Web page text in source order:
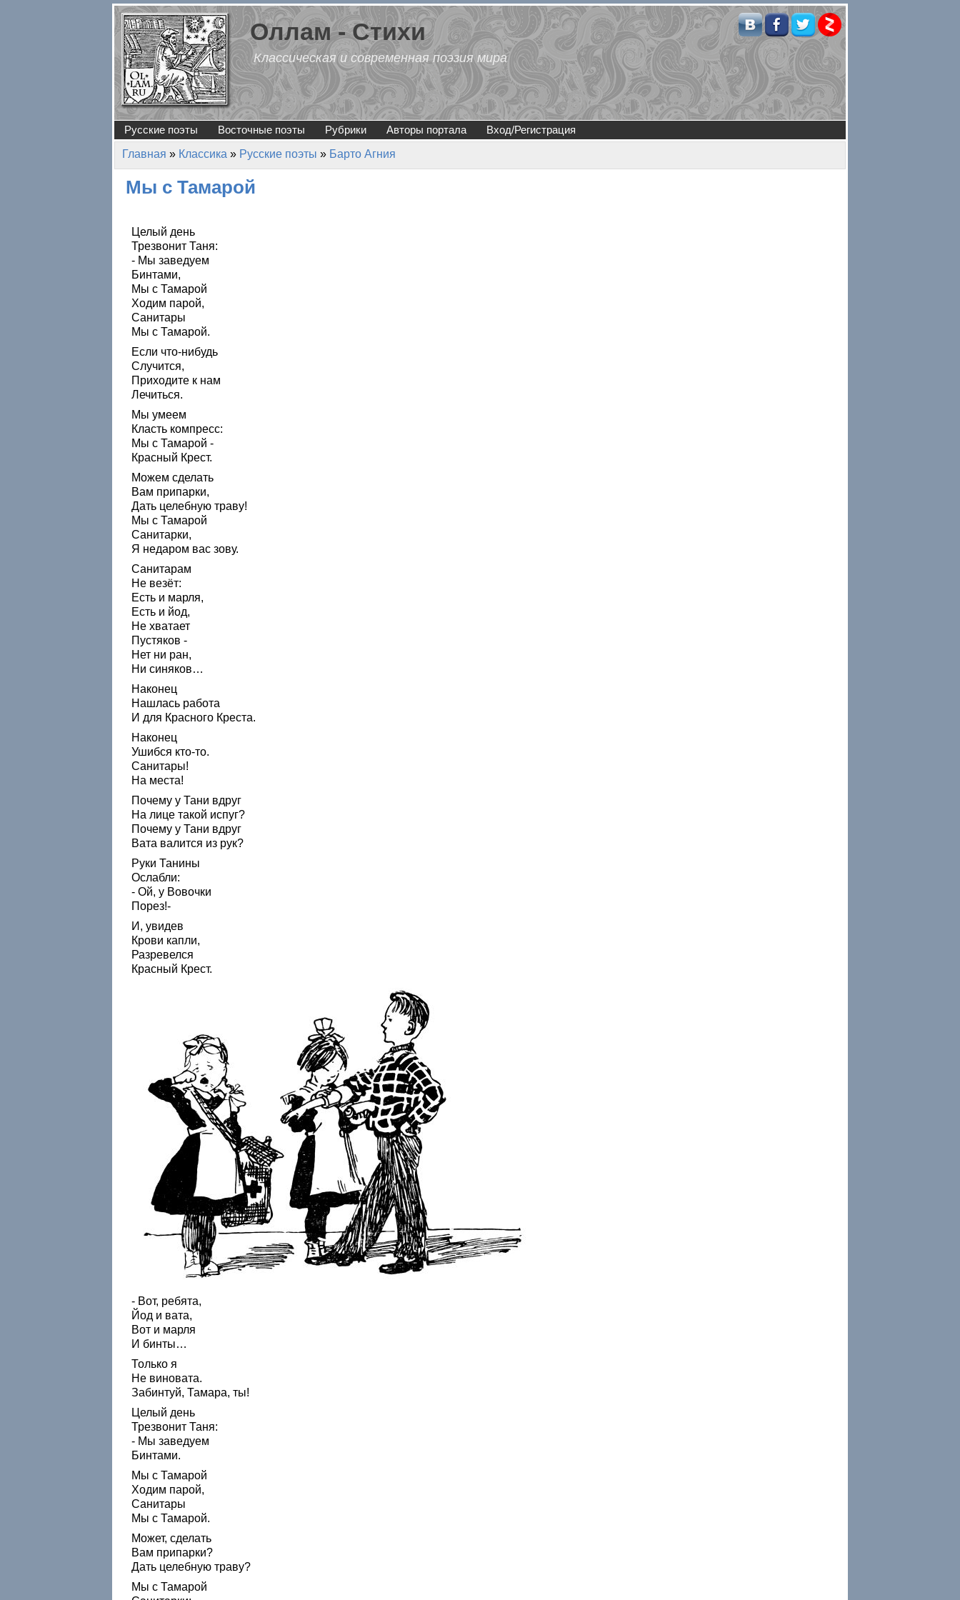
Перейти к основному содержанию
Оллам - Стихи
Классическая и современная поэзия мира
Русские поэты Восточные поэты Рубрики Авторы портала Вход/Регистрация
Вы здесь
Главная » Классика » Русские поэты » Барто Агния
Мы с Тамарой
Целый день
Трезвонит Таня:
- Мы заведуем
Бинтами,
Мы с Тамарой
Ходим парой,
Санитары
Мы с Тамарой.
Если что-нибудь
Случится,
Приходите к нам
Лечиться.
Мы умеем
Класть компресс:
Мы с Тамарой -
Красный Крест.
Можем сделать
Вам припарки,
Дать целебную траву!
Мы с Тамарой
Санитарки,
Я недаром вас зову.
Санитарам
Не везёт:
Есть и марля,
Есть и йод,
Не хватает
Пустяков -
Нет ни ран,
Ни синяков…
Наконец
Нашлась работа
И для Красного Креста.
Наконец
Ушибся кто-то.
Санитары!
На места!
Почему у Тани вдруг
На лице такой испуг?
Почему у Тани вдруг
Вата валится из рук?
Руки Танины
Ослабли:
- Ой, у Вовочки
Порез!-
И, увидев
Крови капли,
Разревелся
Красный Крест.
- Вот, ребята,
Йод и вата,
Вот и марля
И бинты…
Только я
Не виновата.
Забинтуй, Тамара, ты!
Целый день
Трезвонит Таня:
- Мы заведуем
Бинтами.
Мы с Тамарой
Ходим парой,
Санитары
Мы с Тамарой.
Может, сделать
Вам припарки?
Дать целебную траву?
Мы с Тамарой